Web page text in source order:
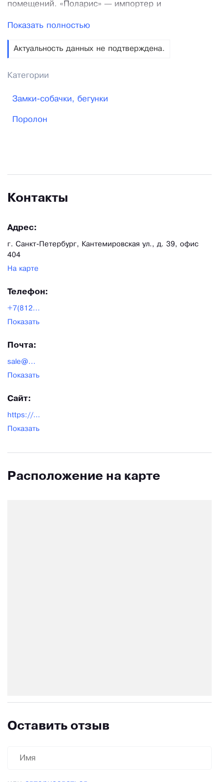
помещений. «Поларис» — импортер и
основана в 2003 году и уже много лет является
комплектующих и материалов для мебели.
общества и уже долгое время помогаем Детским
Показать полностью
Актуальность данных не подтверждена.
Категории
Замки-собачки, бегунки
Поролон
Контакты
Адрес:
г. Санкт-Петербург, Кантемировская ул., д. 39, офис
404
На карте
Телефон:
+7(812...
Показать
Почта:
sale@...
Показать
Сайт:
https://polaris24.ru/
Показать
Расположение на карте
Оставить отзыв